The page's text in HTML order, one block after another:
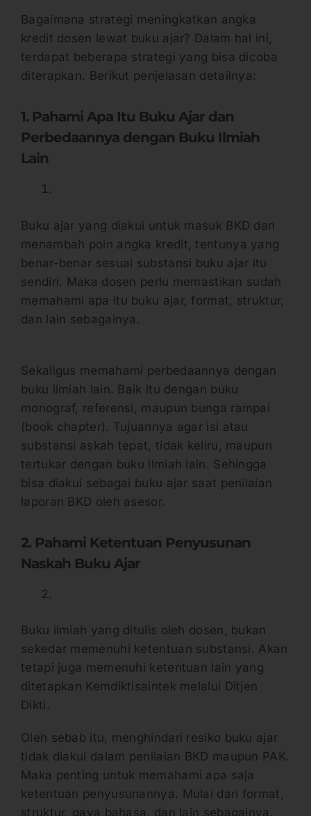
Bagaimana strategi meningkatkan angka
kredit dosen lewat buku ajar? Dalam hal ini,
terdapat beberapa strategi yang bisa dicoba
diterapkan. Berikut penjelasan detailnya:
1. Pahami Apa Itu Buku Ajar dan
Perbedaannya dengan Buku Ilmiah
Lain
Buku ajar yang diakui untuk masuk BKD dan
menambah poin angka kredit, tentunya yang
benar-benar sesuai substansi buku ajar itu
sendiri. Maka dosen perlu memastikan sudah
memahami apa itu buku ajar, format, struktur,
dan lain sebagainya.
Sekaligus memahami perbedaannya dengan
buku ilmiah lain. Baik itu dengan buku
monograf, referensi, maupun bunga rampai
(book chapter). Tujuannya agar isi atau
substansi askah tepat, tidak keliru, maupun
tertukar dengan buku ilmiah lain. Sehingga
bisa diakui sebagai buku ajar saat penilaian
laporan BKD oleh asesor.
2. Pahami Ketentuan Penyusunan
Naskah Buku Ajar
Buku ilmiah yang ditulis oleh dosen, bukan
sekedar memenuhi ketentuan substansi. Akan
tetapi juga memenuhi ketentuan lain yang
ditetapkan Kemdiktisaintek melalui Ditjen
Dikti.
Oleh sebab itu, menghindari resiko buku ajar
tidak diakui dalam penilaian BKD maupun PAK.
Maka penting untuk memahami apa saja
ketentuan penyusunannya. Mulai dari format,
struktur, gaya bahasa, dan lain sebagainya.